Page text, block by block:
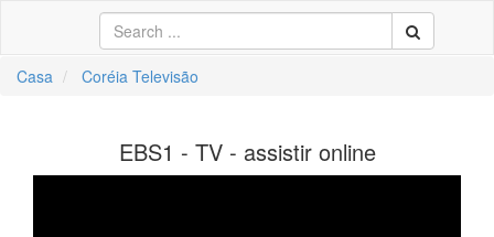
Casa Coréia Televisão
EBS1 - TV - assistir online